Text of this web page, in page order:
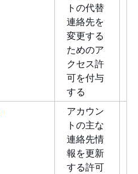
トの代替
連絡先を
変更する
ためのア
クセス許
可を付与
する
アカウン
トの主な
連絡先情
報を更新
する許可